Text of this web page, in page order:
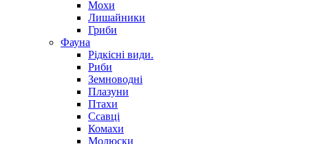
Мохи
Лишайники
Гриби
Фауна
Рідкісні види.
Риби
Земноводні
Плазуни
Птахи
Ссавці
Комахи
Молюски